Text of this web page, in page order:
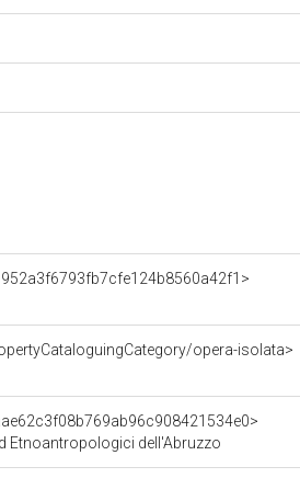
opera-isolata>
Etnoantropologici dell'Abruzzo